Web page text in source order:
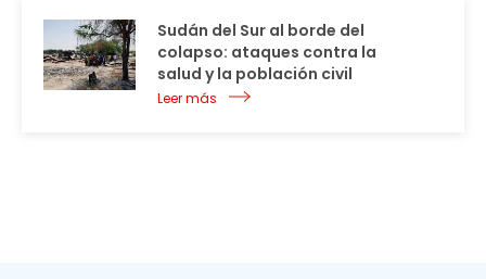
Sudán del Sur al borde del
colapso: ataques contra la
salud y la población civil
Leer más